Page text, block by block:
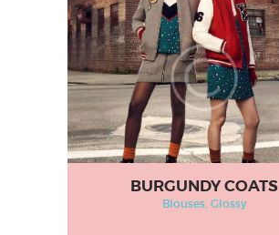
BURGUNDY COATS
Blouses , Glossy